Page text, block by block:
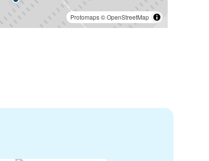
Protomaps©OpenStreetMap